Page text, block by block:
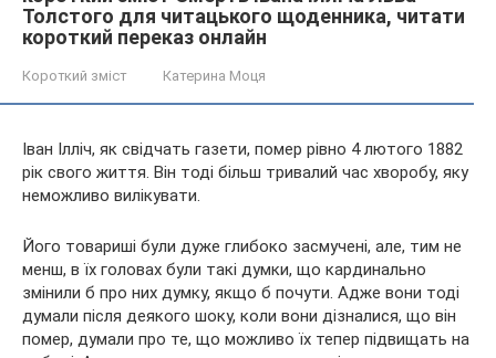
Толстого для читацького щоденника, читати
короткий переказ онлайн
Короткий зміст Катерина Моця
Іван Ілліч, як свідчать газети, помер рівно 4 лютого 1882
рік свого життя. Він тоді більш тривалий час хворобу, яку
неможливо вилікувати.
Його товариші були дуже глибоко засмучені, але, тим не
менш, в їх головах були такі думки, що кардинально
змінили б про них думку, якщо б почути. Адже вони тоді
думали після деякого шоку, коли вони дізналися, що він
помер, думали про те, що можливо їх тепер підвищать на